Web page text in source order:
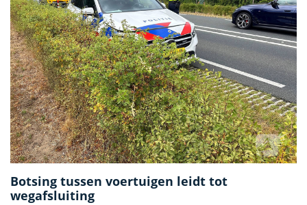
Botsing tussen voertuigen leidt tot
wegafsluiting